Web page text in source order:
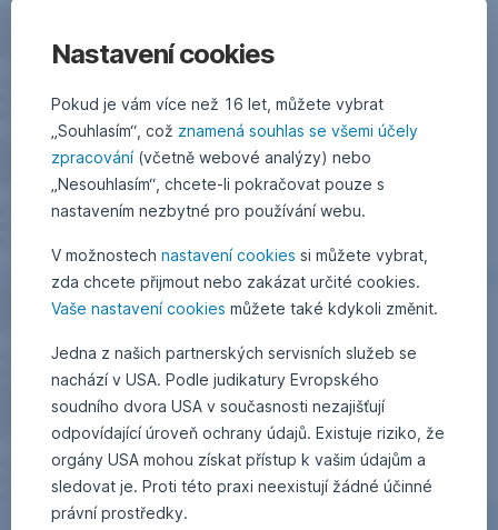
Nastavení cookies
Pokud je vám více než 16 let, můžete vybrat
„Souhlasím“, což znamená souhlas se všemi účely
zpracování(včetně webové analýzy) nebo
„Nesouhlasím“, chcete-li pokračovat pouze s
nastavením nezbytné pro používání webu.
V možnostech nastavení cookies si můžete vybrat,
zda chcete přijmout nebo zakázat určité cookies.
Vaše nastavení cookies můžete také kdykoli změnit.
Jedna z našich partnerských servisních služeb se
nachází v USA. Podle judikatury Evropského
soudního dvora USA v současnosti nezajišťují
odpovídající úroveň ochrany údajů. Existuje riziko, že
orgány USA mohou získat přístup k vašim údajům a
sledovat je. Proti této praxi neexistují žádné účinné
právní prostředky.